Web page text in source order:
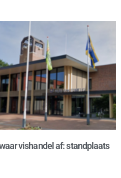
vishandel af: standplaats